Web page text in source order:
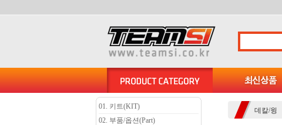
01. 키트(KIT)
02. 부품/옵션(Part)
데칼/윙